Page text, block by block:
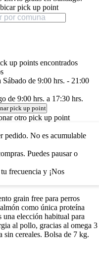
pick up point
up points encontrados
Sábado de 9:00 hrs. - 21:00
de 9:00 hrs. a 17:30 hrs.
pick up point
otro pick up point
pedido. No es acumulable
Puedes pausar o
frecuencia y ¡Nos
grain free para perros
como única proteína
elección habitual para
al pollo, gracias al omega 3
sin cereales. Bolsa de 7 kg.